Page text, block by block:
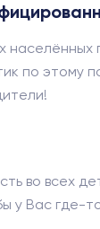
по этому
во всех
Вас где-